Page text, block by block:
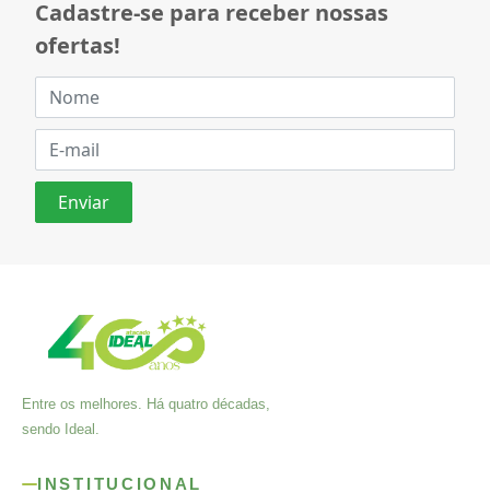
Cadastre-se para receber nossas
ofertas!
Entre os melhores. Há quatro décadas,
sendo Ideal.
INSTITUCIONAL